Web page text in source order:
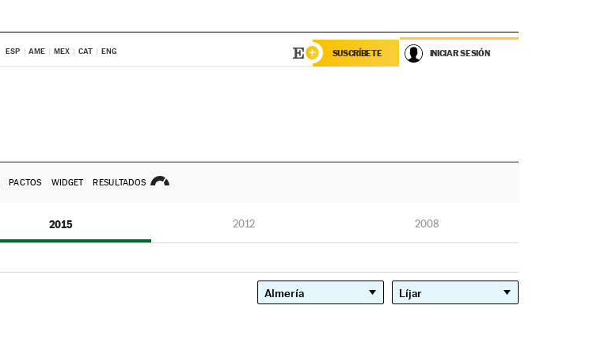
ESP AME MEX CAT ENG SUSCRÍBETE INICIAR SESIÓN
PACTOS WIDGET RESULTADOS
2015 2012 2008